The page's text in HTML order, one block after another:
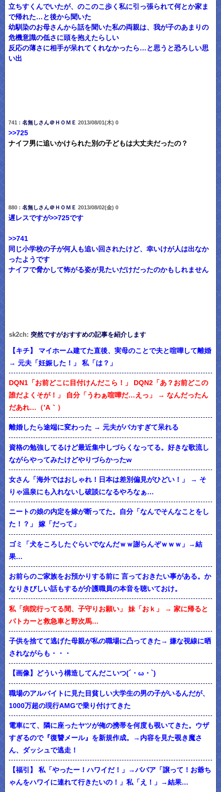
立ちすくんでいたが、のこのこ歩く私に引っ張られて何とか家ま
で帰れた…と後から聞いた
幼馴染のお母さんから話を聞いた私の両親は、我が子のあまりの
危機意識の低さに頭を抱えたらしい
反応の薄さに相手が呆れてくれなかったら…と思うと恐ろしい思
い出
741 : 名無しさん＠ＨＯＭＥ 2013/08/01(木) 0
>>725
ナイフ男に追いかけられた別の子どもは大丈夫だったの？
880 : 名無しさん＠ＨＯＭＥ 2013/08/02(金) 0
遅レスですが>>725です
>>741
同じ小学校の子が何人も追い回されたけど、幸いけが人は出なか
ったようです
ナイフで脅かして怖がる姿が見たいだけだったのかもしれません
sk2ch: 突然ですがおすすめの記事を紹介します
【キチ】 マイホーム建てた直後、実母のことで夫と喧嘩して離婚
→ 元夫「妊娠した！」 私「は？」
DQN1「お前どこに目付けんだこら！」 DQN2「あ？お前どこの
誰だよくそが！」 自分「うわぁ喧嘩だ…えっ」 → なんだったん
だあれ…（’A｀）
離婚したら途端に変わった → 元夫がバカすぎて呆れる
資格の勉強してるけど最近集中しづらくなってる。好きな歌流し
ながらやってみたけどやりづらかったw
女さん「海外ではおしゃれ！日本は差別偏見がひどい！」 → そ
りゃ温泉にも入れないし破談になるやろなぁ…
ニートの娘の内定を嫁が断ってた。自分「なんでそんなことをし
た！？」 嫁「だって」
ゴミ「犬をころしたぐらいでなんだｗｗ謝らんぞｗｗｗ」→結
果…
お前らのご家族をお預かりする前に 言っておきたい事がある。か
なりきびしい話もするが介護職員の本音を聴いておけ。
私「病院行ってる間、子守りお願い」 妹「おｋ」 → 家に帰ると
パトカーと救急車と野次馬…
子供を捨てて逃げた母親が私の職場に凸ってきた→ 嫌な視線に晒
されながらも・・・
【画像】どういう構造してんだこいつ(´・ω・`)
職場のアルバイトに見た目貧しい大学生の男の子がいるんだが、
1000万超の現行AMGで乗り付けてきた
電車にて、隣に座ったヤツが俺の携帯を何度も覗いてきた。ウザ
すぎるので『復讐メール』を新規作成。→内容を見た覗き魔さ
ん、ダッシュで逃走！
【福引】 私「やったー！ハワイだ！」→ババア「譲って！お爺ち
ゃんをハワイに連れて行きたいの！」私「え！」→結果…